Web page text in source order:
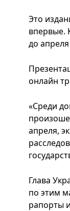
Это
впервые.
до
онлайн
«Среди
апреля,
Глава
по этим
рапорты